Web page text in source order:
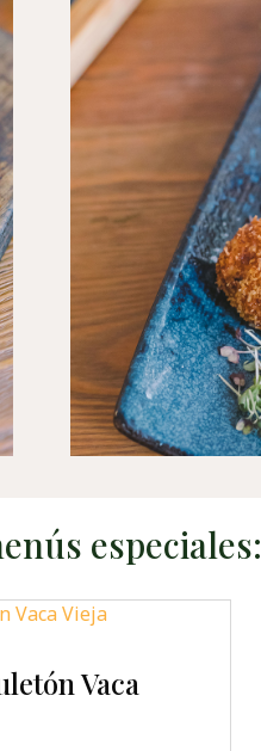
especiales:
Vaca